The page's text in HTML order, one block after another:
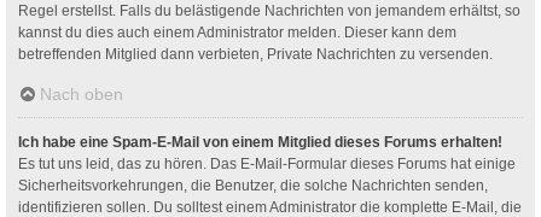
Regel erstellst. Falls du belästigende Nachrichten von jemandem erhältst, so
kannst du dies auch einem Administrator melden. Dieser kann dem
betreffenden Mitglied dann verbieten, Private Nachrichten zu versenden.
Nach oben
Ich habe eine Spam-E-Mail von einem Mitglied dieses Forums erhalten!
Es tut uns leid, das zu hören. Das E-Mail-Formular dieses Forums hat einige
Sicherheitsvorkehrungen, die Benutzer, die solche Nachrichten senden,
identifizieren sollen. Du solltest einem Administrator die komplette E-Mail, die